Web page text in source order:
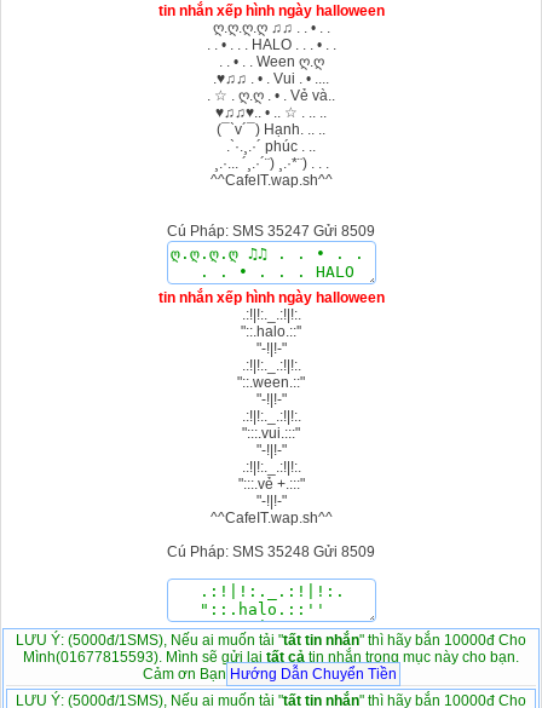
tin nhắn xếp hình ngày halloween
ღ.ღ.ღ.ღ ♫♫ . . • . .
. . • . . . HALO . . . • . .
. . • . . Ween ღ.ღ
.♥♫♫ . • . Vui . • ....
. ☆ . ღ.ღ . • . Vẻ và..
♥♫♫♥.. • .. ☆ . .. ..
(¯`v´¯) Hạnh. .. ..
.`·.¸.·´ phúc . ..
¸.·... ´¸.·´¨) ¸.·*¨) . . .
^^CafeIT.wap.sh^^
Cú Pháp: SMS 35247 Gửi 8509
tin nhắn xếp hình ngày halloween
.:!|!:._.:!|!:.
"::.halo.::''
"-!|!-"
.:!|!:._.:!|!:.
"::.ween.::"
"-!|!-"
.:!|!:._.:!|!:.
":::.vui.:::"
"-!|!-"
.:!|!:._.:!|!:.
":::.vẻ +.:::"
"-!|!-"
^^CafeIT.wap.sh^^
Cú Pháp: SMS 35248 Gửi 8509
LƯU Ý: (5000đ/1SMS), Nếu ai muốn tải "tất tin nhắn" thì hãy bắn 10000đ Cho
Mình(01677815593). Mình sẽ gửi lại tất cả tin nhắn trong mục này cho bạn.
Cảm ơn Bạn Hướng Dẫn Chuyển Tiền
LƯU Ý: (5000đ/1SMS), Nếu ai muốn tải "tất tin nhắn" thì hãy bắn 10000đ Cho